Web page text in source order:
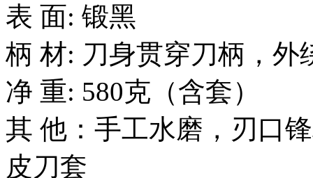
表 面: 锻黑
柄 材: 刀身贯穿刀柄，外
净 重: 580克（含套）
其 他：手工水磨，刃口
皮刀套